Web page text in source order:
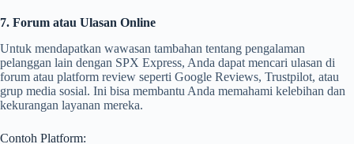
7. Forum atau Ulasan Online
Untuk mendapatkan wawasan tambahan tentang pengalaman
pelanggan lain dengan SPX Express, Anda dapat mencari ulasan di
forum atau platform review seperti Google Reviews, Trustpilot, atau
grup media sosial. Ini bisa membantu Anda memahami kelebihan dan
kekurangan layanan mereka.
Contoh Platform: